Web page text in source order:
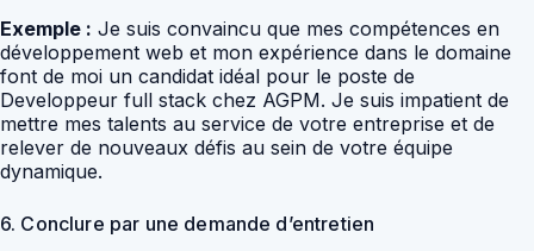
Exemple : Je suis convaincu que mes compétences en
développement web et mon expérience dans le domaine
font de moi un candidat idéal pour le poste de
Developpeur full stack chez AGPM. Je suis impatient de
mettre mes talents au service de votre entreprise et de
relever de nouveaux défis au sein de votre équipe
dynamique.
6. Conclure par une demande d’entretien